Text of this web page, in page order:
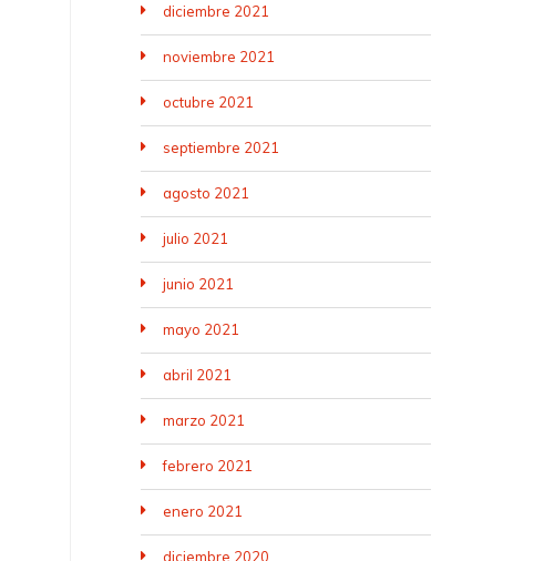
diciembre 2021
noviembre 2021
octubre 2021
septiembre 2021
agosto 2021
julio 2021
junio 2021
mayo 2021
abril 2021
marzo 2021
febrero 2021
enero 2021
diciembre 2020